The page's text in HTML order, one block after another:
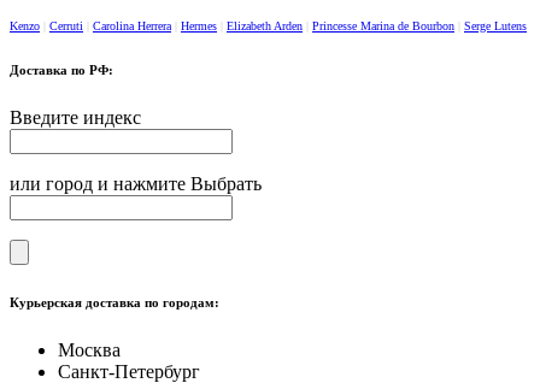
Kenzo Cerruti Carolina Herrera Hermes Elizabeth Arden Princesse Marina de Bourbon Serge Lutens
Доставка по РФ:
Введите индекс
или город и нажмите Выбрать
Курьерская доставка по городам:
Москва
Санкт-Петербург